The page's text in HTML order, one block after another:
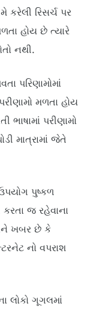
કરેલી રિસર્ચ પર
હોય છે ત્યારે
નથી.
પરિણામોમાં
મળતા હોય
પરીણામો
માત્રામાં જેતે
પુષ્કળ
જ રહેવાના
ખબર છે કે
નો વપરાશ
લોકો ગૂગલમાં